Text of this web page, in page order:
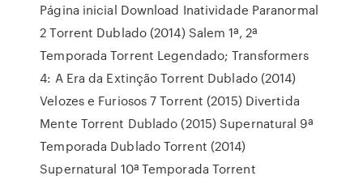
Página inicial Download Inatividade Paranormal
2 Torrent Dublado (2014) Salem 1ª, 2ª
Temporada Torrent Legendado; Transformers
4: A Era da Extinção Torrent Dublado (2014)
Velozes e Furiosos 7 Torrent (2015) Divertida
Mente Torrent Dublado (2015) Supernatural 9ª
Temporada Dublado Torrent (2014)
Supernatural 10ª Temporada Torrent